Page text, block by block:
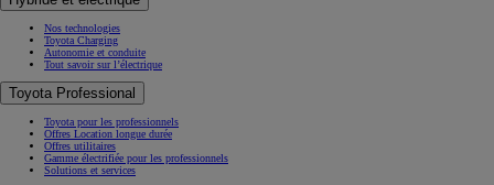
Nos technologies
Toyota Charging
Autonomie et conduite
Tout savoir sur l’électrique
Toyota Professional
Toyota pour les professionnels
Offres Location longue durée
Offres utilitaires
Gamme électrifiée pour les professionnels
Solutions et services